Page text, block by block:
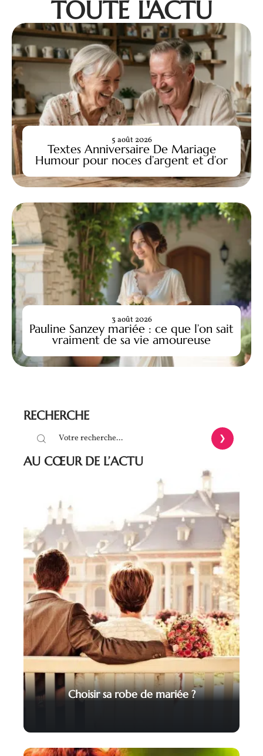
TOUTE L'ACTU
Textes Anniversaire De Mariage
Humour pour noces d’argent et d’or
5 août 2026
Pauline Sanzey mariée : ce que l’on sait
vraiment de sa vie amoureuse
3 août 2026
RECHERCHE
AU CŒUR DE L’ACTU
Choisir sa robe de mariée ?